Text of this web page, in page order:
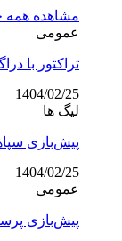
مشاهده همه
عمومی
تراکتور با
1404/02/25
لیگ ها
پیش‌بازی
1404/02/25
عمومی
پیش‌بازی